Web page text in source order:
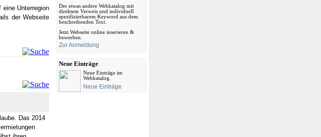
Unterregion
der Webseite
Das 2014
Der etwas andere Webkatalog mit
direktem Verweis und individuell
spezifizierbarem Keyword aus dem
beschreibenden Text.
Jetzt Webseite online inserieren &
bewerben.
Zur Anmeldung
Neue Einträge
Neue Einträge im
Webkatalog.
Neue Einträge